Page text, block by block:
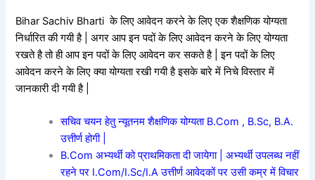
Bihar Sachiv Bharti के लिए आवेदन करने के लिए एक शैक्षणिक योग्यता
निर्धारित की गयी है | अगर आप इन पदों के लिए आवेदन करने के लिए योग्यता
रखते है तो ही आप इन पदों के लिए आवेदन कर सकते है | इन पदों के लिए
आवेदन करने के लिए क्या योग्यता रखी गयी है इसके बारे में निचे विस्तार में
जानकारी दी गयी है |
सचिव चयन हेतु न्यूतनम शैक्षणिक योग्यता B.Com , B.Sc, B.A.
उत्तीर्ण होगी |
B.Com अभ्यर्थी को प्राथमिकता दी जायेगा | अभ्यर्थी उपलब्ध नहीं
रहने पर I.Com/I.Sc/I.A उत्तीर्ण आवेदकों पर उसी कम्र में विचार